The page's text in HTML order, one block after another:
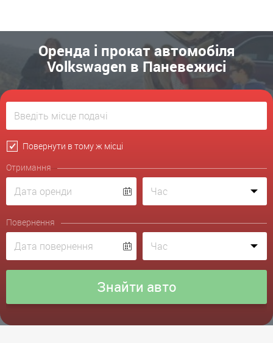
Оренда і прокат автомобіля
Volkswagen в Паневежисі
Повернути в тому ж місці
Отримання
Повернення